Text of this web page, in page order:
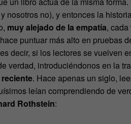
nosotros no), y entonces la
muy alejado de la empatía,
puntuar más alto en pruebas
decir, si los lectores se vuelven
verdad, introduciéndonos en la
. Hace apenas un siglo,
leían comprendiendo de
Rothstein: